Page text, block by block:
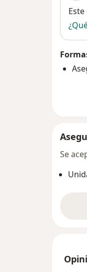
Se